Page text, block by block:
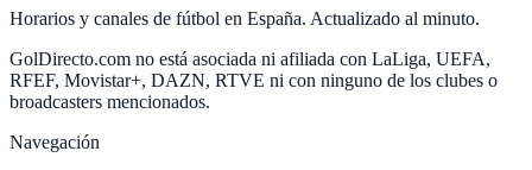
Horarios y canales de fútbol en España. Actualizado al minuto.
GolDirecto.com no está asociada ni afiliada con LaLiga, UEFA,
RFEF, Movistar+, DAZN, RTVE ni con ninguno de los clubes o
broadcasters mencionados.
Navegación